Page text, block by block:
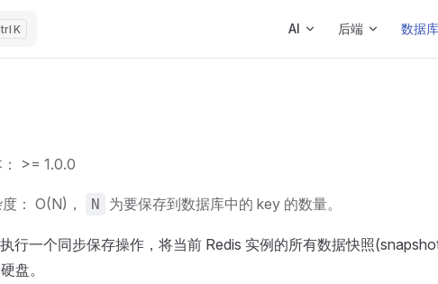
K AI 后端 数据库
>= 1.0.0
： O(N)， N 为要保存到数据库中的 key 的数量。
行一个同步保存操作，将当前 Redis 实例的所有数据快照
盘。